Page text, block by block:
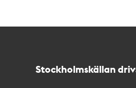
Stockholmskällan